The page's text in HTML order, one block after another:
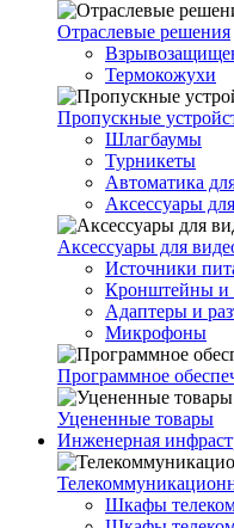
Отраслевые решения
Термокожухи
Пропускные
Шлагбаумы
Турникеты
Автоматика
Аксессуары
Аксессуары для
Источники
Кронштейны и
Адаптеры и
Микрофоны
Программное
Уцененные товары
Инженерная
Шкафы